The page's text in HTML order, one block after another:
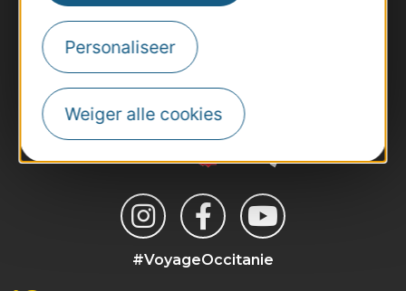
Personaliseer
Weiger alle cookies
#VoyageOccitanie